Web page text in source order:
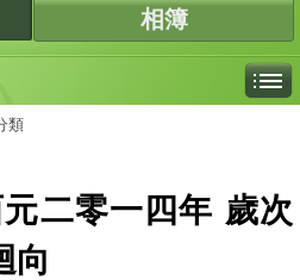
相簿
類
二零一四年 歲次
向